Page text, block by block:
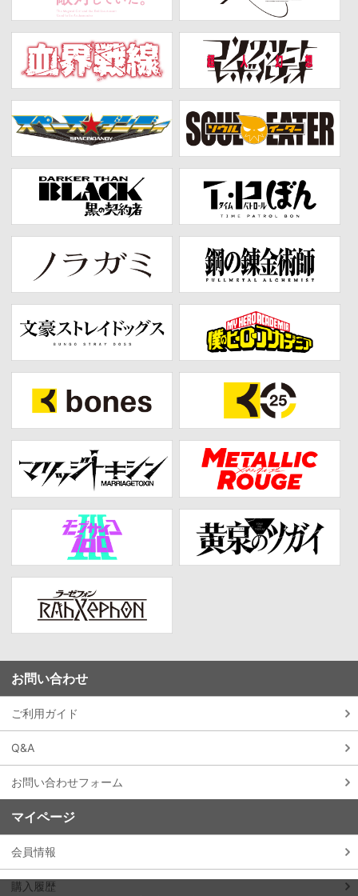
お問い合わせ
ご利用ガイド
Q&A
お問い合わせフォーム
マイページ
会員情報
購入履歴